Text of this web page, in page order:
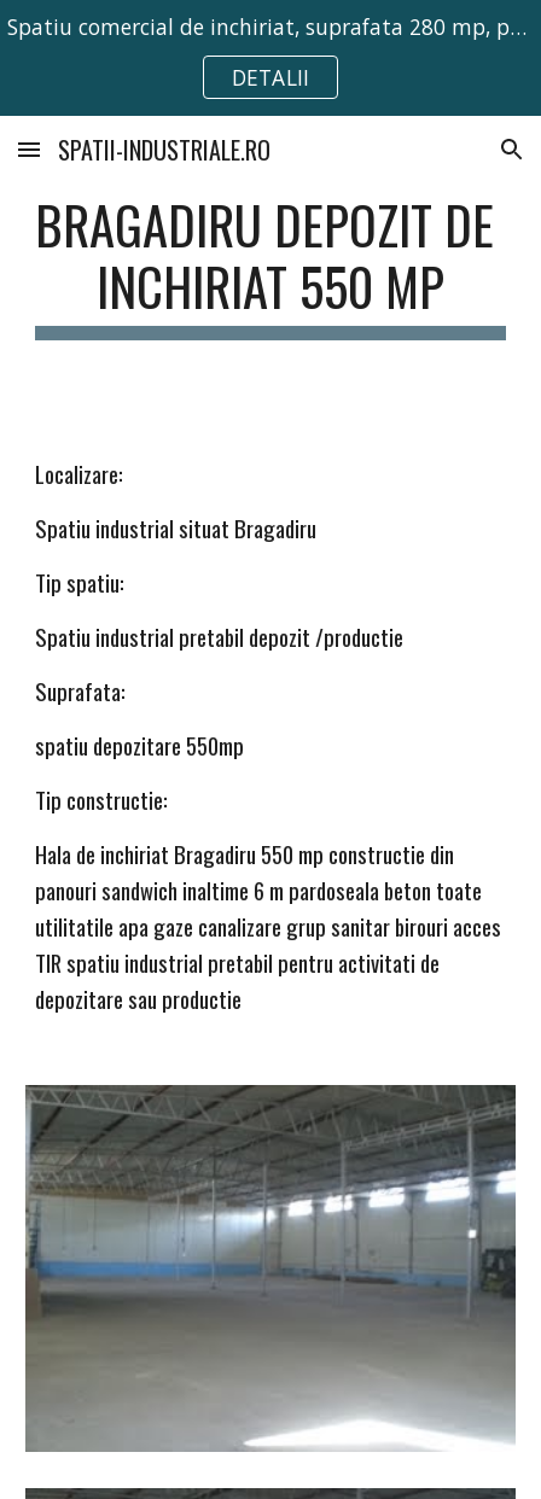
Skip to main content Skip to navigation
Spatiu comercial de inchiriat, suprafata 280 mp, pretabil pentru activitati comerciale, birouri sau depozitare.
DETALII
SPATII-INDUSTRIALE.RO
BRAGADIRU DEPOZIT DE
INCHIRIAT 550 MP
Localizare:
Spatiu industrial situat Bragadiru
Tip spatiu:
Spatiu industrial pretabil depozit /productie
Suprafata:
spatiu depozitare 550mp
Tip constructie:
Hala de inchiriat Bragadiru 550 mp constructie din
panouri sandwich inaltime 6 m pardoseala beton toate
utilitatile apa gaze canalizare grup sanitar birouri acces
TIR spatiu industrial pretabil pentru activitati de
depozitare sau productie